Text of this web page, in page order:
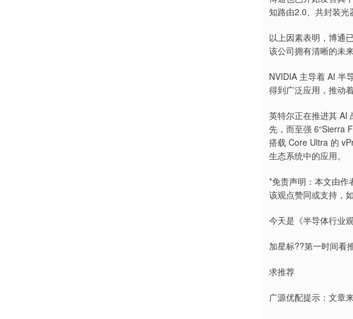
知路由2.0、共封装光
以上因素表明，博通
该公司拥有清晰的未
NVIDIA 主导着 AI 半
得到广泛应用，推动
英特尔正在推进其 AI
先，而至强 6“Sierra
搭载 Core Ultra 的
生态系统中的应用。
*免责声明：本文由作
该观点赞同或支持，
今天是《半导体行业
加星标??第一时间看
求推荐
广源优配提示：文章